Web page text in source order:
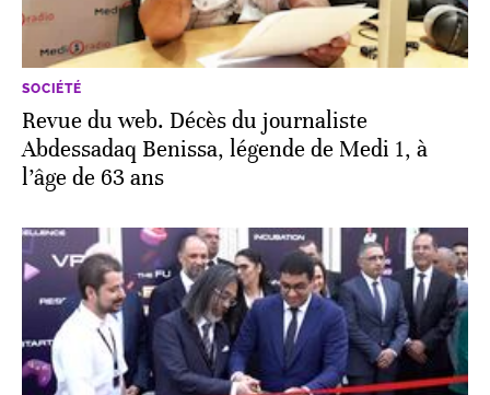
SOCIÉTÉ
Revue du web. Décès du journaliste
Abdessadaq Benissa, légende de Medi 1, à
l’âge de 63 ans